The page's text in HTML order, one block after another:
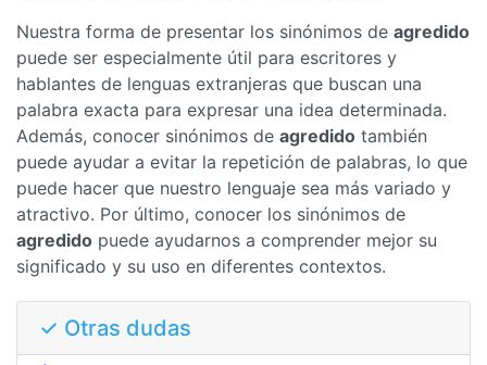
Nuestra forma de presentar los sinónimos de agredido
puede ser especialmente útil para escritores y
hablantes de lenguas extranjeras que buscan una
palabra exacta para expresar una idea determinada.
Además, conocer sinónimos de agredido también
puede ayudar a evitar la repetición de palabras, lo que
puede hacer que nuestro lenguaje sea más variado y
atractivo. Por último, conocer los sinónimos de
agredido puede ayudarnos a comprender mejor su
significado y su uso en diferentes contextos.
✓ Otras dudas